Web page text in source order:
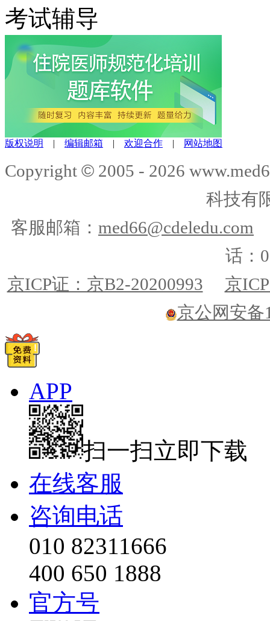
考试辅导
版权说明 编辑邮箱 欢迎合作 网站地图
Copyright © 2005 - 2026
科技有
客服邮箱： med66@cdeledu.com
话：
京ICP证：京B2-20200993
京
京公网安备
APP
扫一扫立即下载
在线客服
咨询电话
010 82311666
400 650 1888
官方号